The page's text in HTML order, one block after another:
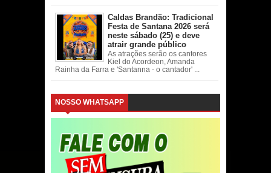
Caldas Brandão: Tradicional
Festa de Santana 2026 será
neste sábado (25) e deve
atrair grande público
As atrações serão os cantores
Kiel do Acordeon, Amanda
Rainha da Farra e 'Santanna - o cantador' ...
NOSSO WHATSAPP